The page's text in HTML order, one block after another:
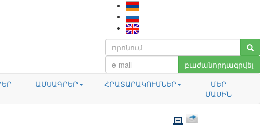
բաժանորդագրվել
ԱՄՍԱԳՐԵՐ ՀՐԱՏԱՐԱԿՈՒՄՆԵՐ
ՄԵՐ
ՄԱՍԻՆ